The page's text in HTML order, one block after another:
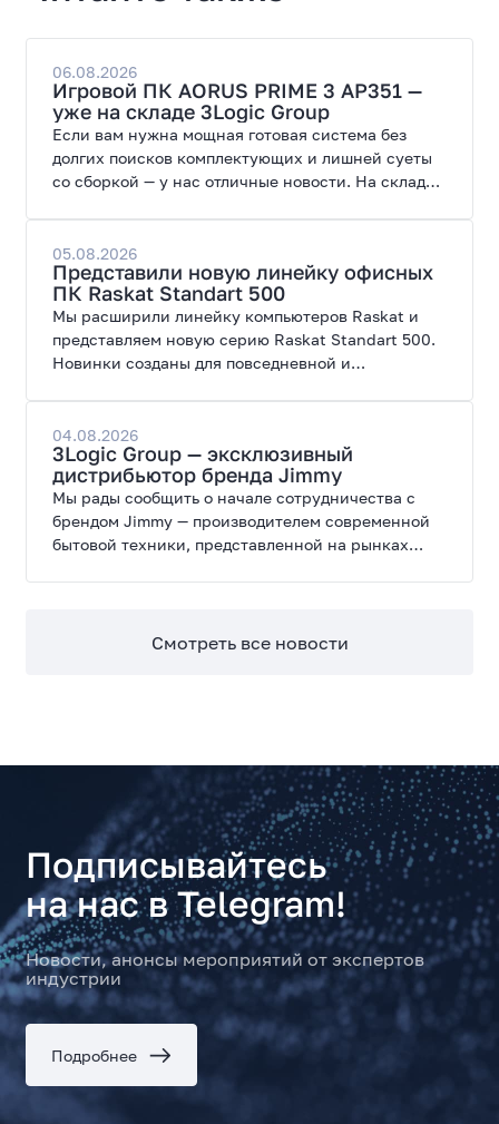
06.08.2026
Игровой ПК AORUS PRIME 3 AP351 —
уже на складе 3Logic Group
Если вам нужна мощная готовая система без
долгих поисков комплектующих и лишней суеты
со сборкой — у нас отличные новости. На склад
современных игр и работы с нейросетями.
05.08.2026
Представили новую линейку офисных
ПК Raskat Standart 500
Мы расширили линейку компьютеров Raskat и
представляем новую серию Raskat Standart 500.
Новинки созданы для повседневной и
широкие возможности модернизации.
04.08.2026
3Logic Group — эксклюзивный
дистрибьютор бренда Jimmy
Мы рады сообщить о начале сотрудничества с
брендом Jimmy — производителем современной
бытовой техники, представленной на рынках
Смотреть все новости
Подписывайтесь
на нас в Telegram!
Новости, анонсы мероприятий от экспертов
индустрии
Подробнее